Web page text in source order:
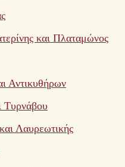
και Πλαταμώνος
Αντικυθήρων
Τυρνάβου
Λαυρεωτικής